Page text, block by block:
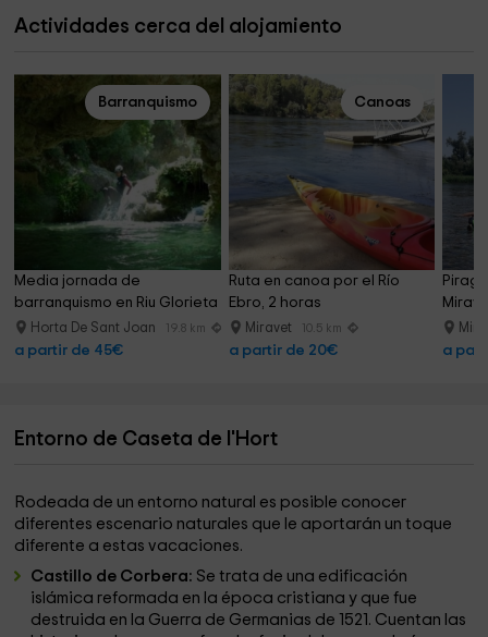
Actividades cerca del alojamiento
Barranquismo
Media jornada de
barranquismo en Riu Glorieta
Horta De Sant Joan 19.8 km
a partir de 45€
Canoas
Ruta en canoa por el Río
Ebro, 2 horas
Miravet 10.5 km
a partir de 20€ a
Entorno de Caseta de l'Hort
Rodeada de un entorno natural es posible conocer
diferentes escenario naturales que le aportarán un toque
diferente a estas vacaciones.
Castillo de Corbera: Se trata de una edificación
islámica reformada en la época cristiana y que fue
destruida en la Guerra de Germanias de 1521. Cuentan las